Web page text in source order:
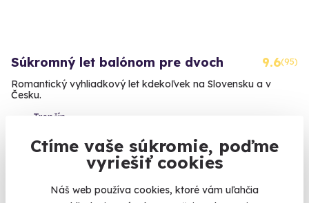
Ctíme vaše súkromie, poďme
vyriešiť cookies
Náš web používa cookies, ktoré vám uľahčia
Súkromný let balónom pre dvoch 9.6(95)
Romantický vyhliadkový let kdekoľvek na Slovensku a v
Česku.
Trenčín